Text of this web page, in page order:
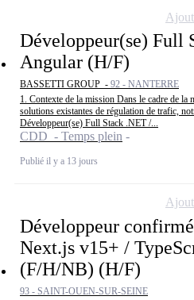
Développeur(se) Full
Angular (H/F)
BASSETTI GROUP - 92 - NANTERRE
1. Contexte de la mission Dans le cadre de la
solutions existantes de régulation de trafic,
Développeur(se) Full Stack .NET /...
CDD - Temps plein
Publié il y a 13 jours
Développeur
Next.js v15+ /
(F/H/NB) (H/F)
93 - SAINT-OUEN-SUR-SEINE